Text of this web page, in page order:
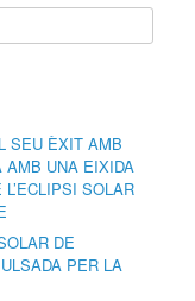
SEU ÈXIT AMB
AMB UNA EIXIDA
SOLAR
DE
PER LA